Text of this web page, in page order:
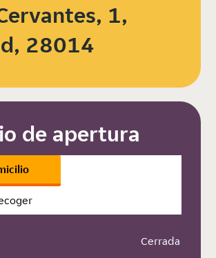
1,
28014
de apertura
Cerrada